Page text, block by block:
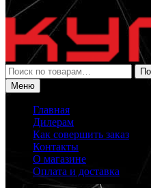
Искать:
Меню
Главная
Дилерам
Как совершить заказ
Контакты
О магазине
Оплата и доставка